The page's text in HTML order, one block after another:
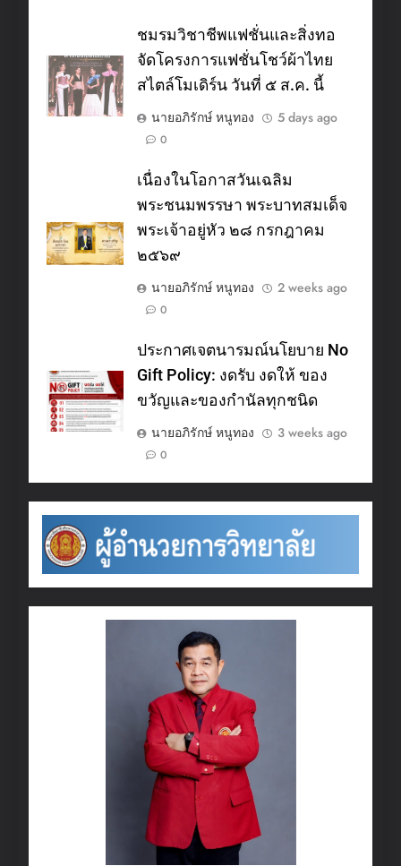
ชมรมวิชาชีพแฟชั่นและสิ่งทอ
จัดโครงการแฟชั่นโชว์ผ้าไทย
สไตล์โมเดิร์น วันที่ ๕ ส.ค. นี้
นายอภิรักษ์ หนูทอง
5 days ago
0
เนื่องในโอกาสวันเฉลิม
พระชนมพรรษา พระบาทสมเด็จ
พระเจ้าอยู่หัว ๒๘ กรกฎาคม
๒๕๖๙
นายอภิรักษ์ หนูทอง
2 weeks ago
0
ประกาศเจตนารมณ์นโยบาย No
Gift Policy: งดรับ งดให้ ของ
ขวัญและของกำนัลทุกชนิด
นายอภิรักษ์ หนูทอง
3 weeks ago
0